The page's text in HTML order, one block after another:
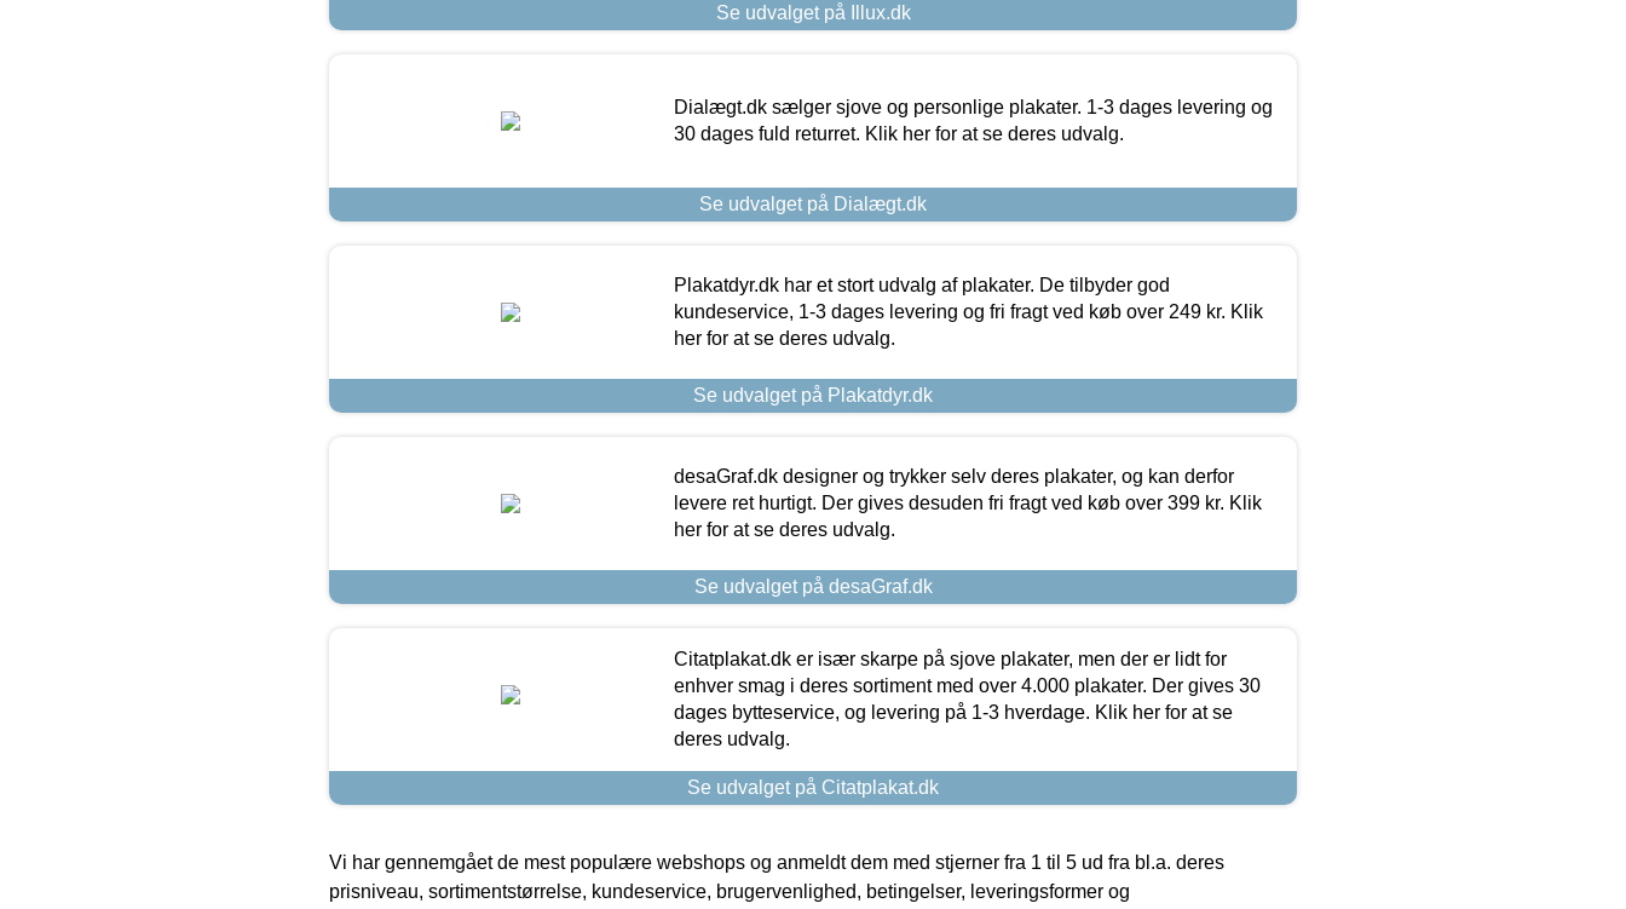
Se udvalget på Illux.dk
Dialægt.dk sælger sjove og personlige plakater. 1-3 dages levering og
30 dages fuld returret. Klik her for at se deres udvalg.
Se udvalget på Dialægt.dk
Plakatdyr.dk har et stort udvalg af plakater. De tilbyder god
kundeservice, 1-3 dages levering og fri fragt ved køb over 249 kr. Klik
her for at se deres udvalg.
Se udvalget på Plakatdyr.dk
desaGraf.dk designer og trykker selv deres plakater, og kan derfor
levere ret hurtigt. Der gives desuden fri fragt ved køb over 399 kr. Klik
her for at se deres udvalg.
Se udvalget på desaGraf.dk
Citatplakat.dk er især skarpe på sjove plakater, men der er lidt for
enhver smag i deres sortiment med over 4.000 plakater. Der gives 30
dages bytteservice, og levering på 1-3 hverdage. Klik her for at se
deres udvalg.
Se udvalget på Citatplakat.dk
Vi har gennemgået de mest populære webshops og anmeldt dem med stjerner fra 1 til 5 ud fra bl.a. deres
prisniveau, sortimentstørrelse, kundeservice, brugervenlighed, betingelser, leveringsformer og